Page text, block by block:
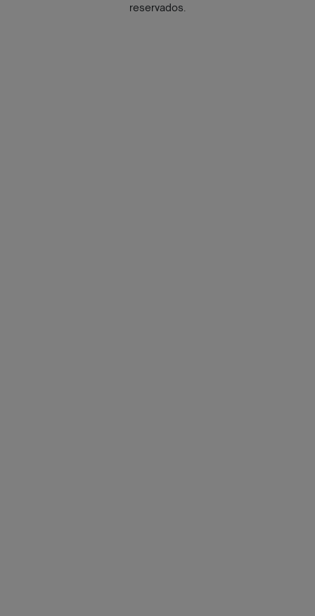
reservados.